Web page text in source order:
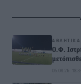
ΑΘΛΗΤΙΚΆ
Ο.Φ.
05.08.26 ·